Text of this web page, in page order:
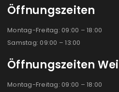
Öffnungszeiten
Montag-Freitag: 09:00 – 18:00
Samstag: 09:00 – 13:00
Öffnungszeiten
Montag-Freitag: 09:00 – 18:00